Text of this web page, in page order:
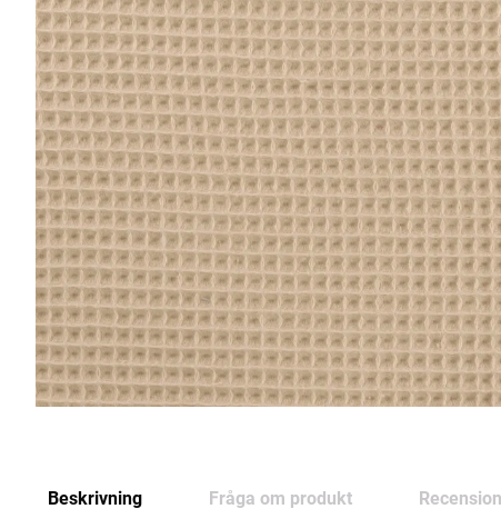
Beskrivning Fråga om produkt